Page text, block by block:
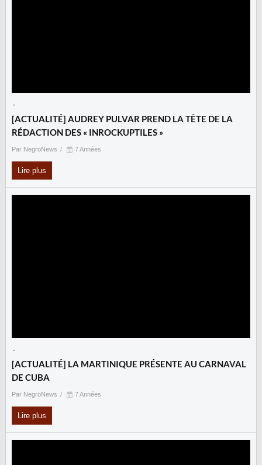
-
[ACTUALITÉ] AUDREY PULVAR PREND LA TÊTE DE LA
RÉDACTION DES « INROCKUPTILES »
Par NegroNews 7 Années
Lire plus
-
[ACTUALITÉ] LA MARTINIQUE PRÉSENTE AU CARNAVAL
DE CUBA
Par NegroNews 7 Années
Lire plus